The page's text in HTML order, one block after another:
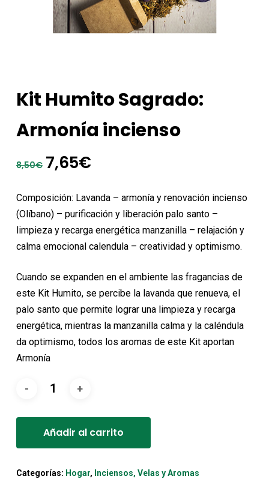
Kit Humito Sagrado:
Armonía incienso
8,50€ El
original
era:
8,50€.
7,65€El
actual
es:
7,65€.
Composición: Lavanda – armonía y renovación incienso
(Olíbano) – purificación y liberación palo santo –
limpieza y recarga energética manzanilla – relajación y
calma emocional calendula – creatividad y optimismo.
Cuando se expanden en el ambiente las fragancias de
este Kit Humito, se percibe la lavanda que renueva, el
palo santo que permite lograr una limpieza y recarga
energética, mientras la manzanilla calma y la caléndula
da optimismo, todos los aromas de este Kit aportan
Armonía
Añadir al carrito
Categorías: Hogar, Inciensos, Velas y Aromas